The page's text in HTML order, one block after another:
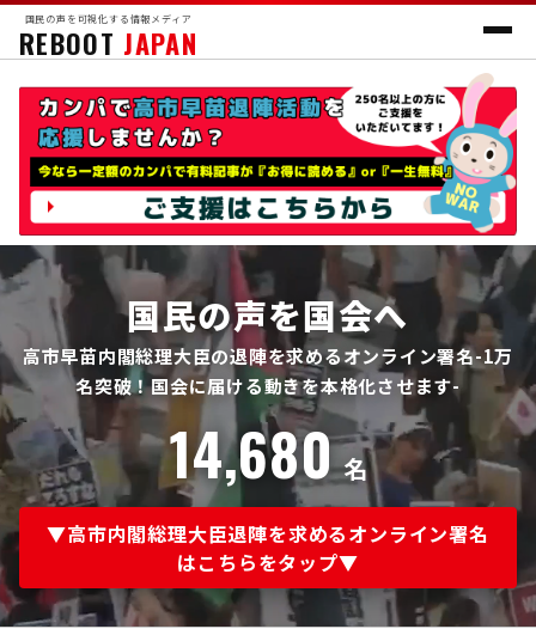
国民の声を可視化する情報メディア
REBOOT JAPAN
国民の声を国会へ
高市早苗内閣総理大臣の退陣を求めるオンライン署名-1万
名突破！国会に届ける動きを本格化させます-
14,680 名
▼高市内閣総理大臣退陣を求めるオンライン署名
はこちらをタップ▼